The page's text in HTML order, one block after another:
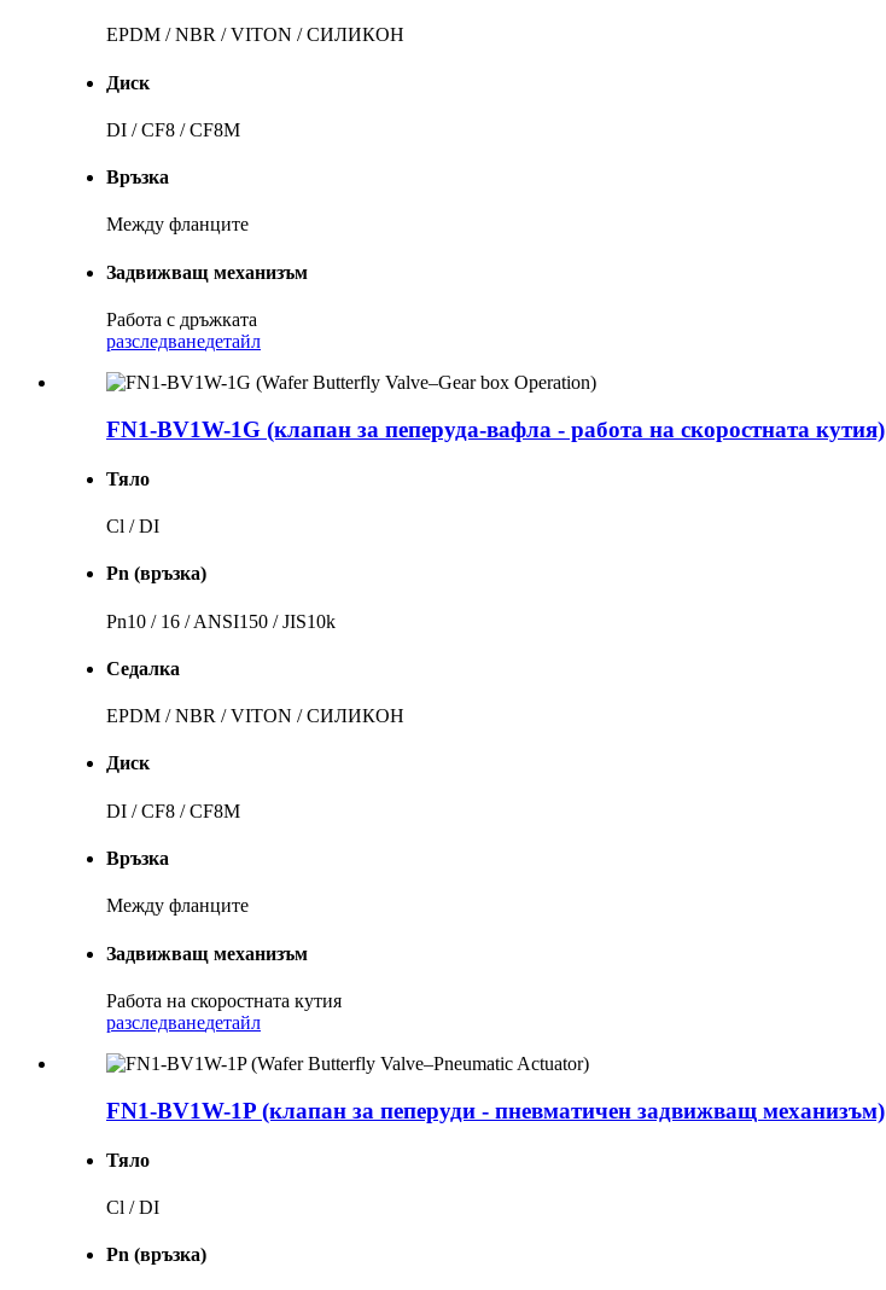
EPDM / NBR / VITON / СИЛИКОН
Диск
DI / CF8 / CF8M
Връзка
Между фланците
Задвижващ механизъм
Работа с дръжката
разследванедетайл
FN1-BV1W-1G (клапан за пеперуда-вафла - работа на скоростната кутия)
Тяло
Cl / DI
Pn (връзка)
Pn10 / 16 / ANSI150 / JIS10k
Седалка
EPDM / NBR / VITON / СИЛИКОН
Диск
DI / CF8 / CF8M
Връзка
Между фланците
Задвижващ механизъм
Работа на скоростната кутия
разследванедетайл
FN1-BV1W-1P (клапан за пеперуди - пневматичен задвижващ механизъм)
Тяло
Cl / DI
Pn (връзка)